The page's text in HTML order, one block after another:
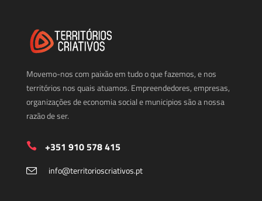
Movemo-nos com paixão em tudo o que fazemos, e nos
territórios nos quais atuamos. Empreendedores, empresas,
organizações de economia social e municipios são a nossa
razão de ser.
+351 910 578 415
info@territorioscriativos.pt